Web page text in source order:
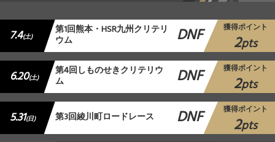
7.4(土) 第1回熊本・HSR九州クリテリ
ウム DNF 獲得ポイント
2pts
6.20(土) 第4回しものせきクリテリウ
ム DNF 獲得ポイント
2pts
5.31(日) 第3回綾川町ロードレース DNF 獲得ポイント
2pts